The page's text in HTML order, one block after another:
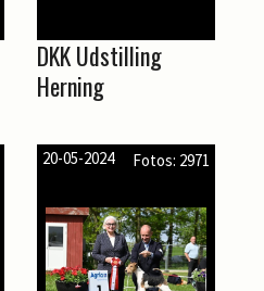
DKK Udstilling
Herning
20-05-2024 Fotos: 2971